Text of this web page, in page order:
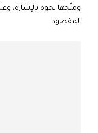
ومتّجها نحوه بالإشارة،
المقصود.